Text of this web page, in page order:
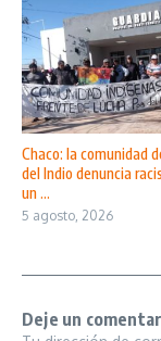
Chaco: la comunidad
del Indio denuncia
un ...
5 agosto, 2026
Deje un